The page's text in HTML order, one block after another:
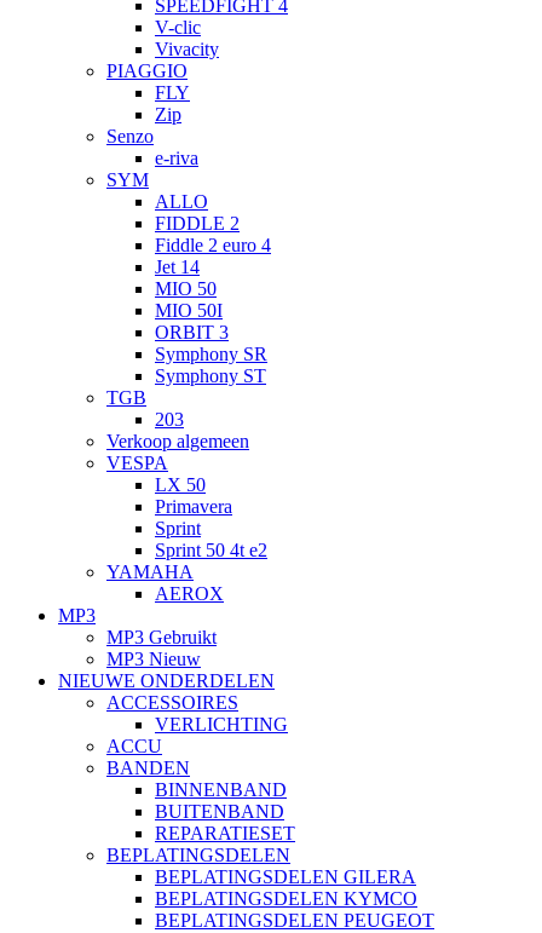
SPEEDFIGHT 4
V-clic
Vivacity
PIAGGIO
FLY
Zip
Senzo
e-riva
SYM
ALLO
FIDDLE 2
Fiddle 2 euro 4
Jet 14
MIO 50
MIO 50I
ORBIT 3
Symphony SR
Symphony ST
TGB
203
Verkoop algemeen
VESPA
LX 50
Primavera
Sprint
Sprint 50 4t e2
YAMAHA
AEROX
MP3
MP3 Gebruikt
MP3 Nieuw
NIEUWE ONDERDELEN
ACCESSOIRES
VERLICHTING
ACCU
BANDEN
BINNENBAND
BUITENBAND
REPARATIESET
BEPLATINGSDELEN
BEPLATINGSDELEN GILERA
BEPLATINGSDELEN KYMCO
BEPLATINGSDELEN PEUGEOT